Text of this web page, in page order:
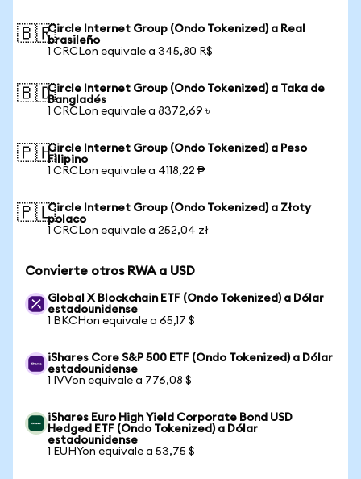
🇧🇷Circle Internet Group (Ondo Tokenized) a Real
brasileño
1 CRCLon equivale a 345,80 R$
🇧🇩Circle Internet Group (Ondo Tokenized) a Taka de
Bangladés
1 CRCLon equivale a 8372,69 ৳
🇵🇭Circle Internet Group (Ondo Tokenized) a Peso
Filipino
1 CRCLon equivale a 4118,22 ₱
🇵🇱Circle Internet Group (Ondo Tokenized) a Złoty
polaco
1 CRCLon equivale a 252,04 zł
Convierte otros RWA a USD
Global X Blockchain ETF (Ondo Tokenized) a Dólar
estadounidense
1 BKCHon equivale a 65,17 $
iShares Core S&P 500 ETF (Ondo Tokenized) a Dólar
estadounidense
1 IVVon equivale a 776,08 $
iShares Euro High Yield Corporate Bond USD
Hedged ETF (Ondo Tokenized) a Dólar
estadounidense
1 EUHYon equivale a 53,75 $